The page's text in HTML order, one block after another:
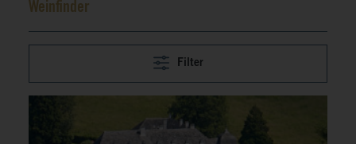
Weinfinder
Filter